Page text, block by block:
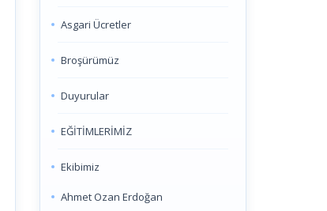
Asgari Ücretler
Broşürümüz
Duyurular
EĞİTİMLERİMİZ
Ekibimiz
Ahmet Ozan Erdoğan